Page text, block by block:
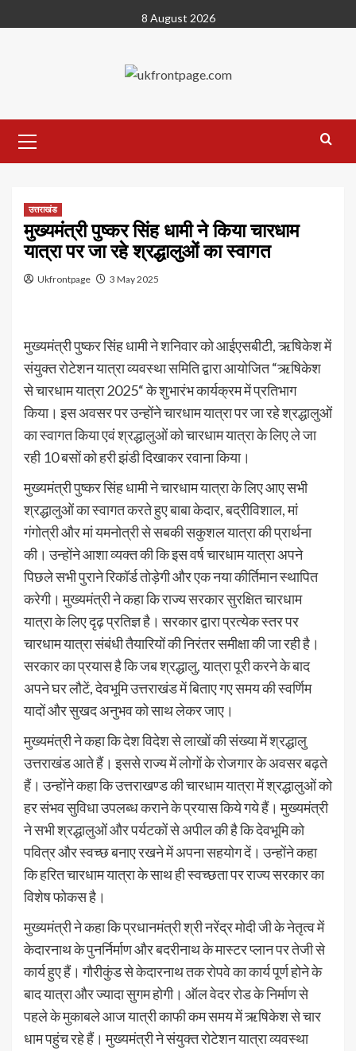
to
8 August 2026
Menu
उत्तराखंड
मुख्यमंत्री पुष्कर सिंह धामी ने किया चारधाम
यात्रा पर जा रहे श्रद्धालुओं का स्वागत
Ukfrontpage 3 May 2025
मुख्यमंत्री पुष्कर सिंह धामी ने शनिवार को आईएसबीटी, ऋषिकेश में
संयुक्त रोटेशन यात्रा व्यवस्था समिति द्वारा आयोजित “ऋषिकेश
से चारधाम यात्रा 2025“ के शुभारंभ कार्यक्रम में प्रतिभाग
किया। इस अवसर पर उन्होंने चारधाम यात्रा पर जा रहे श्रद्धालुओं
का स्वागत किया एवं श्रद्धालुओं को चारधाम यात्रा के लिए ले जा
रही 10 बसों को हरी झंडी दिखाकर रवाना किया।
मुख्यमंत्री पुष्कर सिंह धामी ने चारधाम यात्रा के लिए आए सभी
श्रद्धालुओं का स्वागत करते हुए बाबा केदार, बद्रीविशाल, मां
गंगोत्री और मां यमनोत्री से सबकी सकुशल यात्रा की प्रार्थना
की। उन्होंने आशा व्यक्त की कि इस वर्ष चारधाम यात्रा अपने
पिछले सभी पुराने रिकॉर्ड तोड़ेगी और एक नया कीर्तिमान स्थापित
करेगी। मुख्यमंत्री ने कहा कि राज्य सरकार सुरक्षित चारधाम
यात्रा के लिए दृढ़ प्रतिज्ञ है। सरकार द्वारा प्रत्येक स्तर पर
चारधाम यात्रा संबंधी तैयारियों की निरंतर समीक्षा की जा रही है।
सरकार का प्रयास है कि जब श्रद्धालु, यात्रा पूरी करने के बाद
अपने घर लौटें, देवभूमि उत्तराखंड में बिताए गए समय की स्वर्णिम
यादों और सुखद अनुभव को साथ लेकर जाए।
मुख्यमंत्री ने कहा कि देश विदेश से लाखों की संख्या में श्रद्धालु
उत्तराखंड आते हैं। इससे राज्य में लोगों के रोजगार के अवसर बढ़ते
हैं। उन्होंने कहा कि उत्तराखण्ड की चारधाम यात्रा में श्रद्धालुओं को
हर संभव सुविधा उपलब्ध कराने के प्रयास किये गये हैं। मुख्यमंत्री
ने सभी श्रद्धालुओं और पर्यटकों से अपील की है कि देवभूमि को
पवित्र और स्वच्छ बनाए रखने में अपना सहयोग दें। उन्होंने कहा
कि हरित चारधाम यात्रा के साथ ही स्वच्छता पर राज्य सरकार का
विशेष फोकस है।
मुख्यमंत्री ने कहा कि प्रधानमंत्री श्री नरेंद्र मोदी जी के नेतृत्व में
केदारनाथ के पुनर्निर्माण और बदरीनाथ के मास्टर प्लान पर तेजी से
कार्य हुए हैं। गौरीकुंड से केदारनाथ तक रोपवे का कार्य पूर्ण होने के
बाद यात्रा और ज्यादा सुगम होगी। ऑल वेदर रोड के निर्माण से
पहले के मुकाबले आज यात्री काफी कम समय में ऋषिकेश से चार
धाम पहुंच रहे हैं। मुख्यमंत्री ने संयुक्त रोटेशन यात्रा व्यवस्था